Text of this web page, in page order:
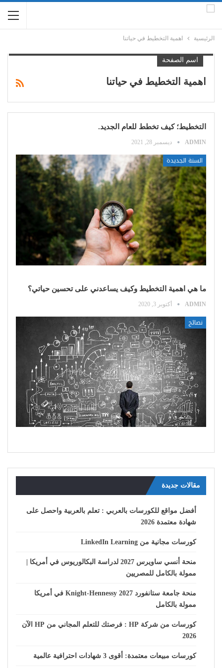
الرئيسية اهمية التخطيط في حياتنا
اسم الصفحة
اهمية التخطيط في حياتنا
التخطيط؛ كيف تخطط للعام الجديد.
ADMIN ديسمبر 28, 2021
السنة الجديدة
ما هي اهمية التخطيط وكيف يساعدني على تحسين حياتي؟
ADMIN أكتوبر 3, 2020
نصائح
مقالات جديدة
أفضل مواقع للكورسات بالعربي : تعلم بالعربية واحصل على
شهادة معتمدة 2026
كورسات مجانية من LinkedIn Learning
منحة أنسي ساويرس 2027 لدراسة البكالوريوس في أمريكا |
ممولة بالكامل للمصريين
منحة جامعة ستانفورد Knight-Hennessy 2027 في أمريكا
ممولة بالكامل
كورسات من شركة HP : فرصتك للتعلم المجاني من HP الآن
2026
كورسات مبيعات معتمدة: أقوى 3 شهادات احترافية عالمية